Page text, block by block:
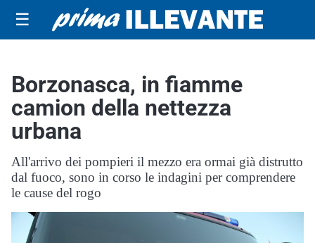
☰
Borzonasca, in fiamme
camion della nettezza
urbana
All'arrivo dei pompieri il mezzo era ormai già distrutto
dal fuoco, sono in corso le indagini per comprendere
le cause del rogo